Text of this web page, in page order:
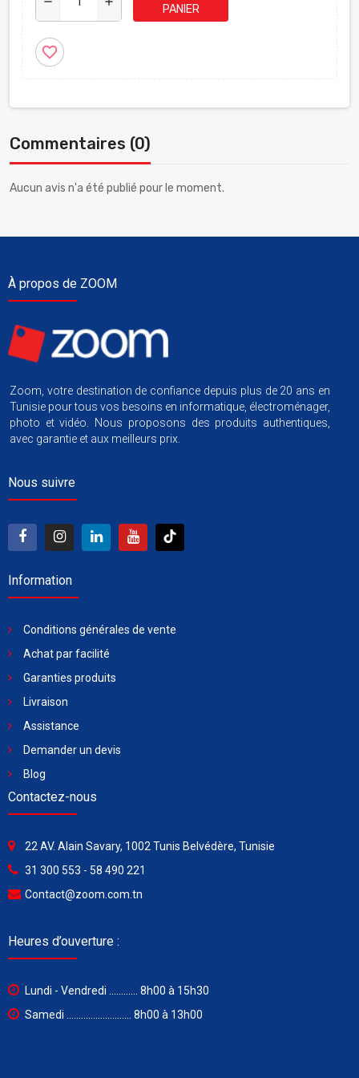
PANIER
favorite_border
Commentaires (0)
Aucun avis n'a été publié pour le moment.
À propos de ZOOM
Zoom, votre destination de confiance depuis plus de 20 ans en
Tunisie pour tous vos besoins en informatique, électroménager,
photo et vidéo. Nous proposons des produits authentiques,
avec garantie et aux meilleurs prix.
Nous suivre
Information
Conditions générales de vente
Achat par facilité
Garanties produits
Livraison
Assistance
Demander un devis
Blog
Contactez-nous
22 AV. Alain Savary, 1002 Tunis Belvédère, Tunisie
31 300 553 - 58 490 221
Contact@zoom.com.tn
Heures d’ouverture :
Lundi - Vendredi ............ 8h00 à 15h30
Samedi ........................... 8h00 à 13h00